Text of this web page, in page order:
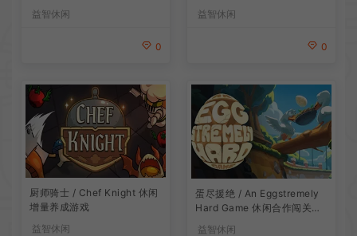
益智休闲
0
益智休闲
0
厨师骑士 / Chef Knight 休闲
增量养成游戏
益智休闲
蛋尽援绝 / An Eggstremely
Hard Game 休闲合作闯关游
益智休闲